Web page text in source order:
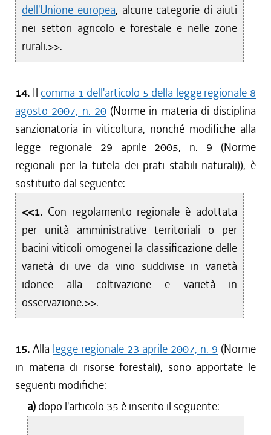
dell'Unione europea, alcune categorie di aiuti
nei settori agricolo e forestale e nelle zone
rurali.>>.
14. Il comma 1 dell'articolo 5 della legge regionale 8
agosto 2007, n. 20(Norme in materia di disciplina
sanzionatoria in viticoltura, nonché modifiche alla
legge regionale 29 aprile 2005, n. 9 (Norme
regionali per la tutela dei prati stabili naturali)), è
sostituito dal seguente:
<<1. Con regolamento regionale è adottata
per unità amministrative territoriali o per
bacini viticoli omogenei la classificazione delle
varietà di uve da vino suddivise in varietà
idonee alla coltivazione e varietà in
osservazione.>>.
15. Alla legge regionale 23 aprile 2007, n. 9 (Norme
in materia di risorse forestali), sono apportate le
seguenti modifiche:
a) dopo l'articolo 35 è inserito il seguente: